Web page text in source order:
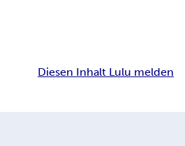
Diesen Inhalt Lulu melden